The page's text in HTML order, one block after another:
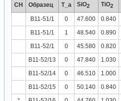
CH Образец T_a SiO2 TiO2
B11-51/1 0 47.600 0.840
B11-51/1
1 48.540 0.890
B11-52/1
0 45.580 0.820
B11-52/13
0 47.840 1.030
B11-52/14
0 46.510 1.000
B11-52/15
0 50.140 0.840